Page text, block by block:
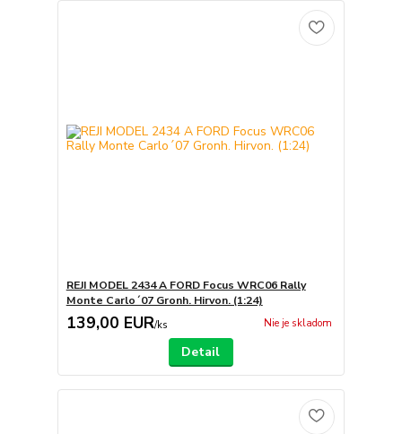
REJI MODEL 2434 A FORD Focus WRC06 Rally
Monte Carlo´07 Gronh. Hirvon. (1:24)
139,00 EUR/ks Nie je skladom
Detail